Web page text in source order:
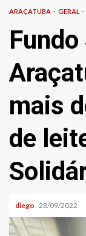
ARAÇATUBA GERAL
mais
de
diego 28/09/2022